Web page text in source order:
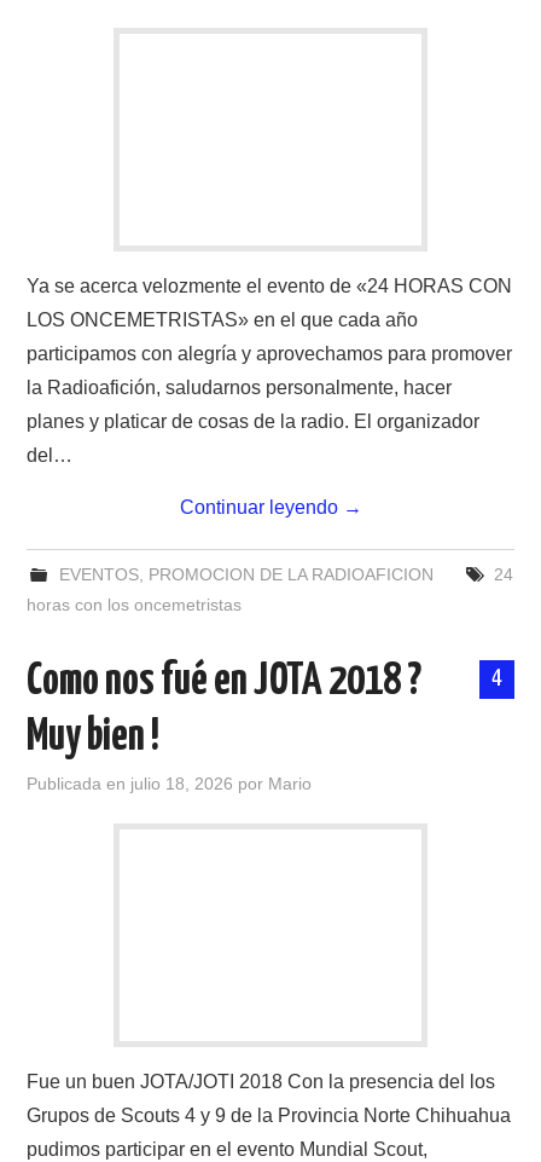
Ya se acerca velozmente el evento de «24 HORAS CON
LOS ONCEMETRISTAS» en el que cada año
participamos con alegría y aprovechamos para promover
la Radioafición, saludarnos personalmente, hacer
planes y platicar de cosas de la radio. El organizador
del…
Continuar leyendo →
EVENTOS, PROMOCION DE LA RADIOAFICION
24
horas con los oncemetristas
4
Como nos fué en JOTA 2018 ?
Muy bien !
Publicada en julio 18, 2026 por Mario
Fue un buen JOTA/JOTI 2018 Con la presencia del los
Grupos de Scouts 4 y 9 de la Provincia Norte Chihuahua
pudimos participar en el evento Mundial Scout,